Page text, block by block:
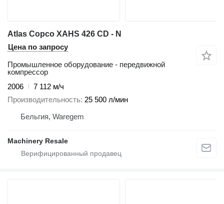
Atlas Copco XAHS 426 CD - N
Цена по запросу
Промышленное оборудование - передвижной
компрессор
2006
7 112 м/ч
Производительность 25 500 л/мин
Бельгия, Waregem
Machinery Resale